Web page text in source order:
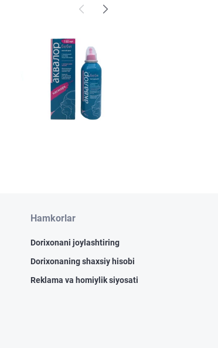
Hamkorlar
Dorixonani joylashtiring
Dorixonaning shaxsiy hisobi
Reklama va homiylik siyosati